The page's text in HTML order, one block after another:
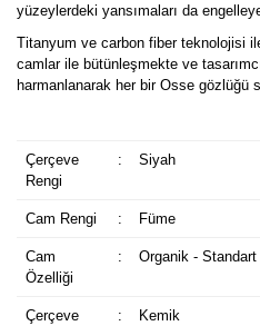
yüzeylerdeki yansımaları da
Titanyum ve carbon fiber teknolojisi
camlar ile bütünleşmekte ve
harmanlanarak her bir Osse gözlüğü
Çerçeve
Rengi
: Siyah
Cam Rengi : Füme
Cam
Özelliği
: Organik - Standart
Çerçeve
: Kemik